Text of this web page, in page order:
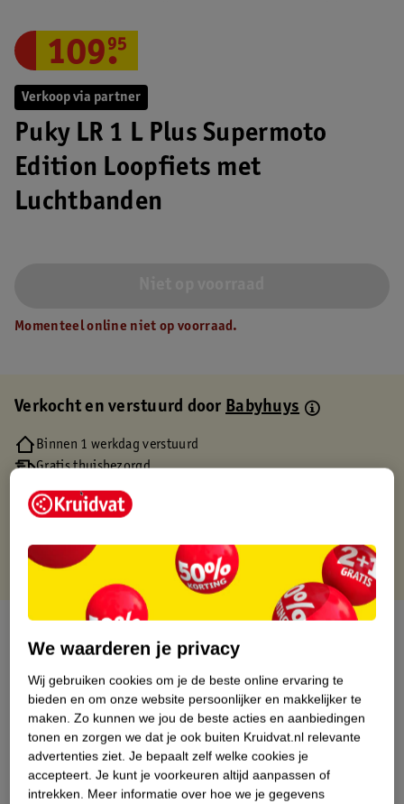
Verkoop via partner
Puky LR 1 L Plus Supermoto
Edition Loopfiets met
Luchtbanden
109.
95
Momenteel online niet op voorraad.
Verkocht en verstuurd doorBabyhuys
Binnen 1 werkdag verstuurd
Gratis thuisbezorgd
Gratis retourneren via verkooppartner.
Gratis punten met je Kruidvat kaart
Nature Impact Score
Dit product heeft (nog) geen Nature
Impact Score.
Meer informatie
We waarderen je privacy
Wij gebruiken cookies om je de beste online ervaring te
bieden en om onze website persoonlijker en makkelijker te
maken. Zo kunnen we jou de beste acties en aanbiedingen
tonen en zorgen we dat je ook buiten Kruidvat.nl relevante
advertenties ziet. Je bepaalt zelf welke cookies je
accepteert. Je kunt je voorkeuren altijd aanpassen of
intrekken. Meer informatie over hoe we je gegevens